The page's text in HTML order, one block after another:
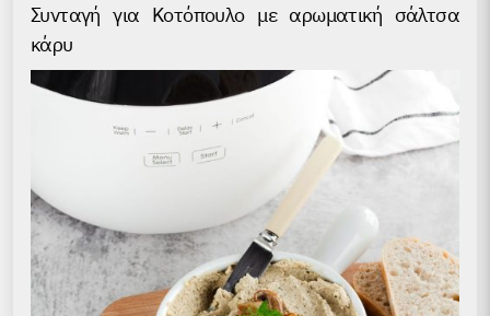
Συνταγή για Kοτόπουλο με αρωματική σάλτσα
κάρυ